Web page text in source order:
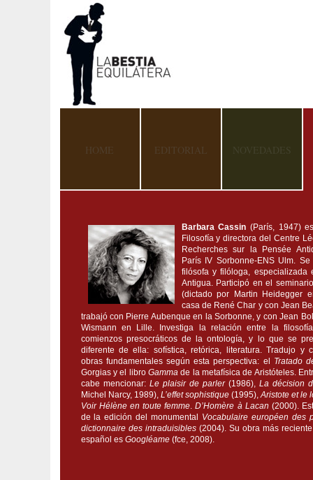
HOME EDITORIAL NOVEDADES
Barbara Cassin (París, 1947)
Filosofía y directora del Centre
Recherches sur la Pensée
París IV Sorbonne-ENS Ulm.
filósofa y filóloga, especializada
Antigua. Participó en el
(dictado por Martin Heidegger
casa de René Char y con Jean
trabajó con Pierre Aubenque en la Sorbonne, y con Jean
Wismann en Lille. Investiga la relación entre la
comienzos presocráticos de la ontología, y lo que se
diferente de ella: sofística, retórica, literatura. Tradujo y
obras fundamentales según esta perspectiva: el Tratado
Gorgias y el libro Gammade la metafísica de Aristóteles.
cabe mencionar: Le plaisir de parler(1986),La décision
Michel Narcy, 1989), L’effet sophistique(1995),Aristote et le
Voir Hélène en toute femme.D’Homère à Lacan (2000).
de la edición del monumental Vocabulaire européen des
dictionnaire des intraduisibles (2004). Su obra más
español es Googléame (fce, 2008).